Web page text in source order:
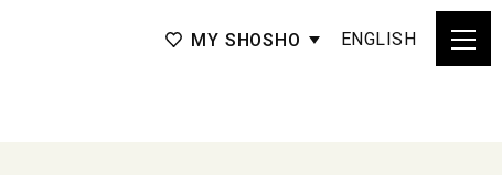
MY SHOSHO ENGLISH